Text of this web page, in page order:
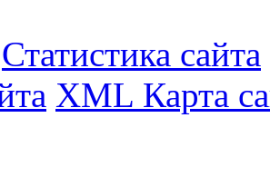
Статистика сайта
XML Карта